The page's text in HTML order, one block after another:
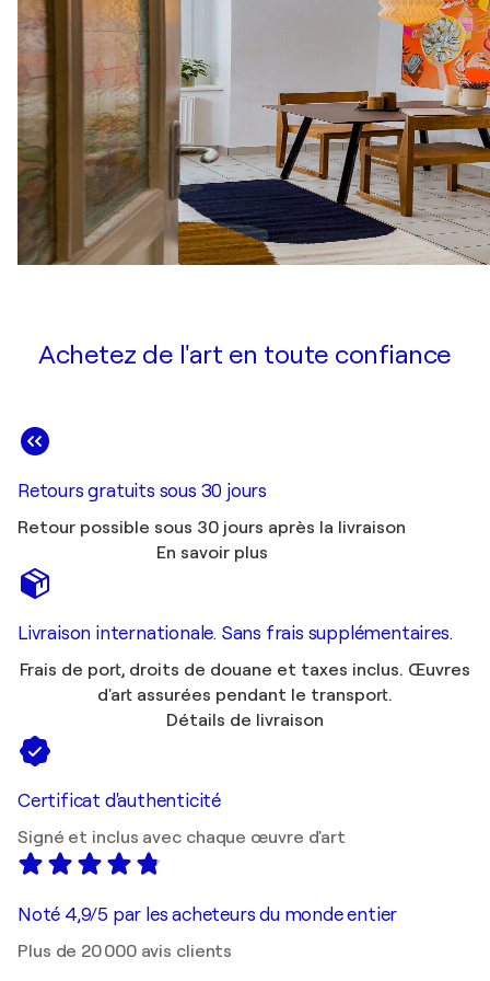
Achetez de l'art en toute confiance
Retours gratuits sous 30 jours
Retour possible sous 30 jours après la livraison
En savoir plus
Livraison internationale. Sans frais supplémentaires.
Frais de port, droits de douane et taxes inclus. Œuvres
d'art assurées pendant le transport.
Détails de livraison
Certificat d'authenticité
Signé et inclus avec chaque œuvre d'art
Noté 4,9/5 par les acheteurs du monde entier
Plus de 20 000 avis clients